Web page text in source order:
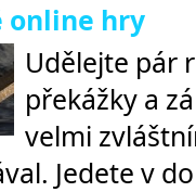
online hry
Udělejte pár
překážky a
velmi
Jedete v